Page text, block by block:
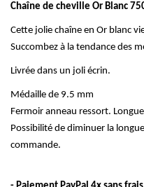
Chaîne de cheville Or Blanc
Cette jolie chaîne en Or blanc
Succombez à la tendance des
Livrée dans un joli écrin.
Médaille de 9.5 mm
Fermoir anneau ressort.
Possibilité de diminuer la
commande.